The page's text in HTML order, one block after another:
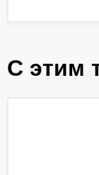
С этим